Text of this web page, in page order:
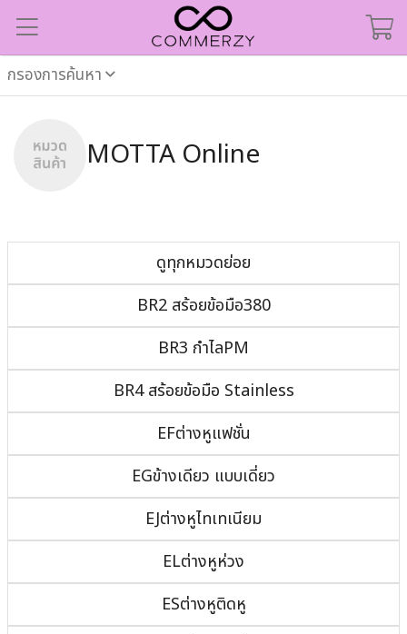
กรองการค้นหา
MOTTA Online
ดูทุกหมวดย่อย
BR2 สร้อยข้อมือ380
BR3 กำไลPM
BR4 สร้อยข้อมือ Stainless
EFต่างหูแฟชั่น
EGข้างเดียว แบบเดี่ยว
EJต่างหูไทเทเนียม
ELต่างหูห่วง
ESต่างหูติดหู